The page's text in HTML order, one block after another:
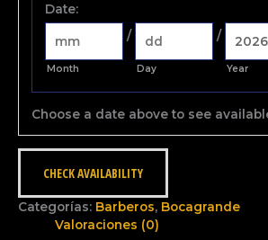
Date:
Month
/
Day
/
Year
Choose a date above to see
CHECK AVAILABILITY
Categorías: Barberos, Bocagrande
Valoraciones (0)